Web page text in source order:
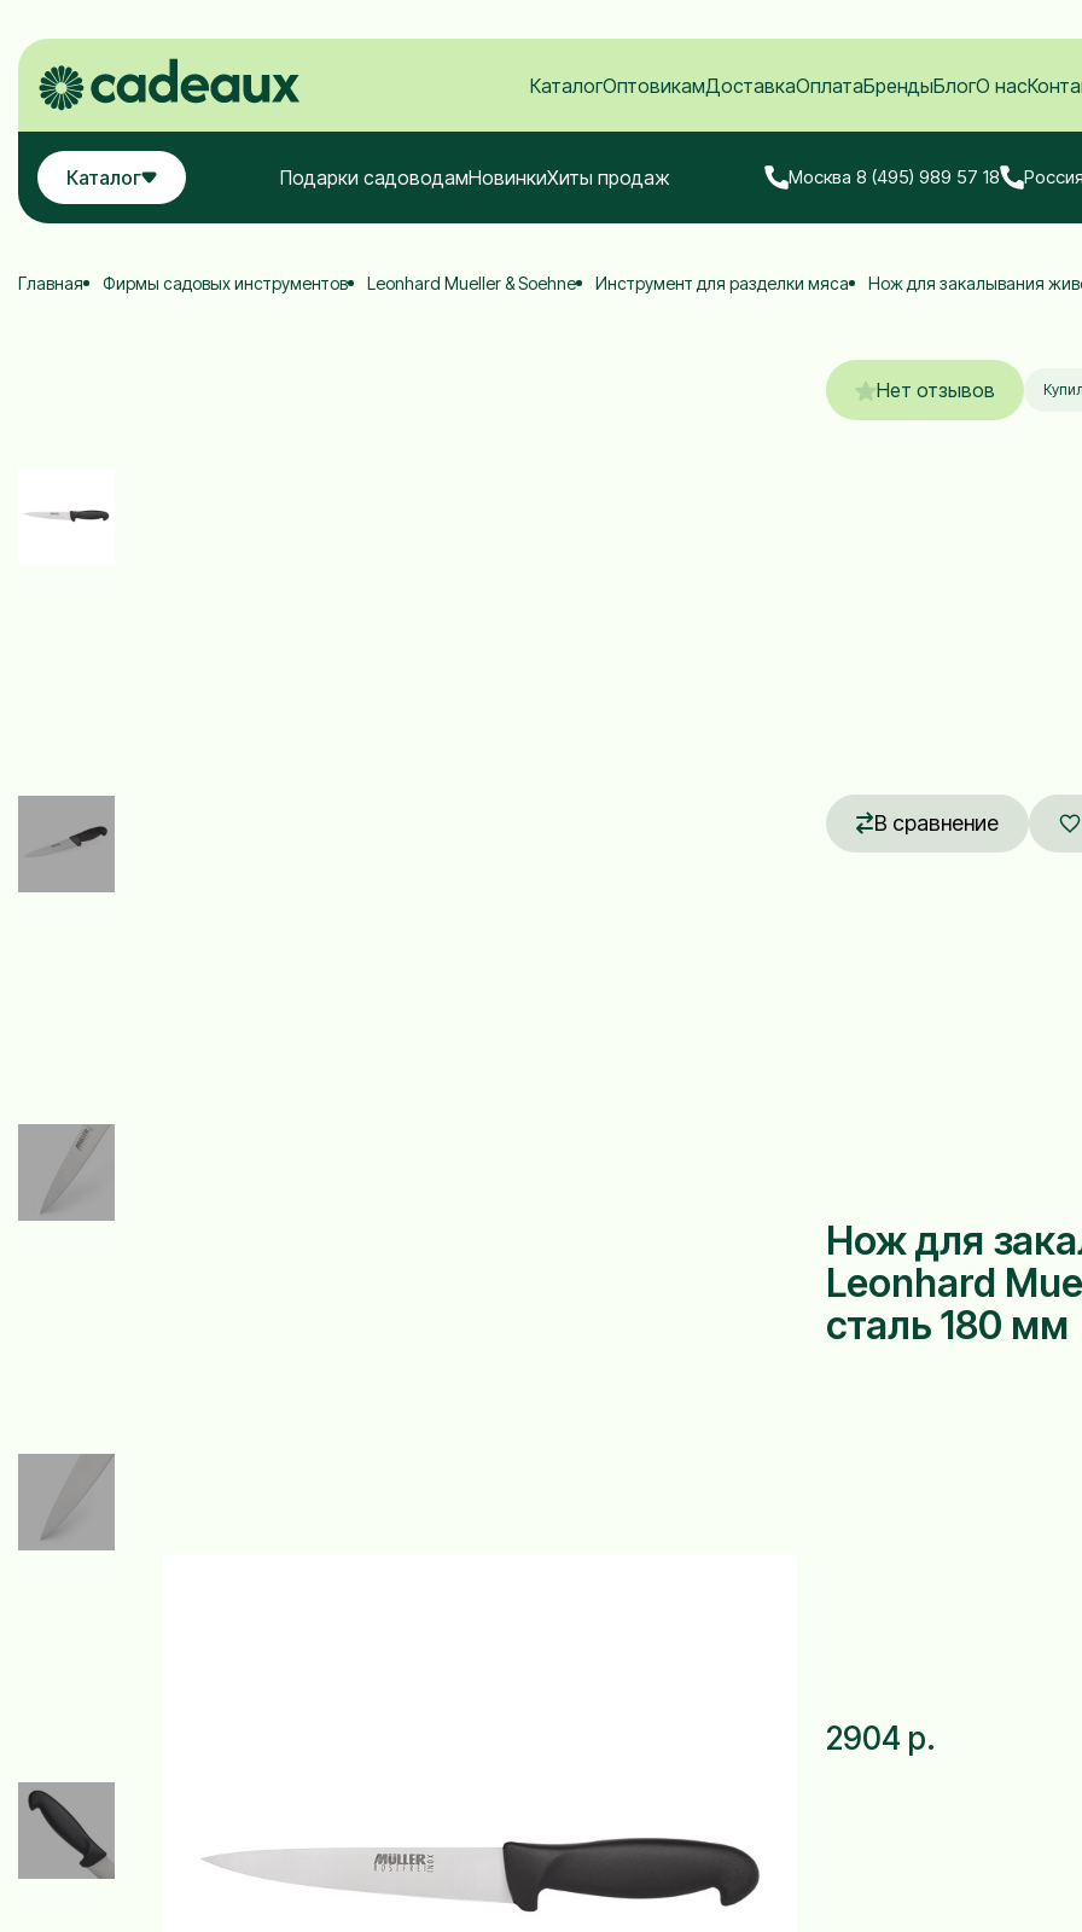
КаталогОптовикамДоставкаОплатаБрендыБлогО нас
Каталог Подарки садоводамНовинкиХиты продаж Москва 8 (495) 989 57 18
Главная Фирмы садовых инструментов Leonhard Mueller & Soehne Инструмент для разделки мяса Нож для закалывания
Нет отзывов
В сравнение
Нож для
Leonhard
сталь 180 мм
2904 р.